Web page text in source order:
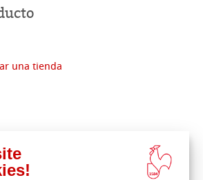
una tienda